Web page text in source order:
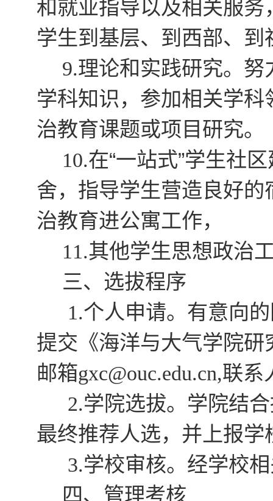
和就业指导以及相关服
学生到基层、到西部、
9.理论和实践研究。
学科知识，参加相关学
治教育课题或项目研究。
10.在“一站式”学生社
舍，指导学生营造良好
治教育进公寓工作，
11.其他学生思想政治
三、选拔程序
1.个人申请。有意向
提交 《海洋与大气学院研
邮箱gxc@ouc.edu.cn,联系
2.学院选拔。学院结
最终推荐人选，并上报学
3.学校审核。 经学校
四、管理考核